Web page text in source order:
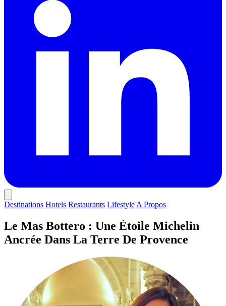
Destinations Hotels Restaurants Lifestyle A Propos
Le Mas Bottero : Une Étoile Michelin
Ancrée Dans La Terre De Provence